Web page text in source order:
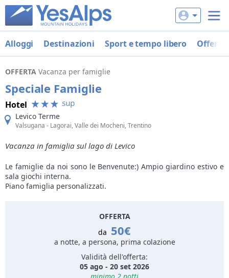
Alloggi Destinazioni Sport e tempo libero Offerte
OFFERTA Vacanza per famiglie
Speciale Famiglie
Hotel
Levico Terme
Valsugana - Lagorai, Valle dei Mocheni, Trentino
Vacanza in famiglia sul lago di Levico
Le famiglie da noi sono le Benvenute:) Ampio giardino estivo e
sala giochi interna.
Piano famiglia personalizzati.
OFFERTA
da 50€
a notte, a persona, prima colazione
Validità dell'offerta:
05 ago - 20 set 2026